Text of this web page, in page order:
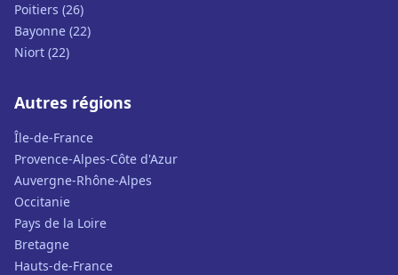
Poitiers (26)
Bayonne (22)
Niort (22)
Autres régions
Île-de-France
Provence-Alpes-Côte d'Azur
Auvergne-Rhône-Alpes
Occitanie
Pays de la Loire
Bretagne
Hauts-de-France